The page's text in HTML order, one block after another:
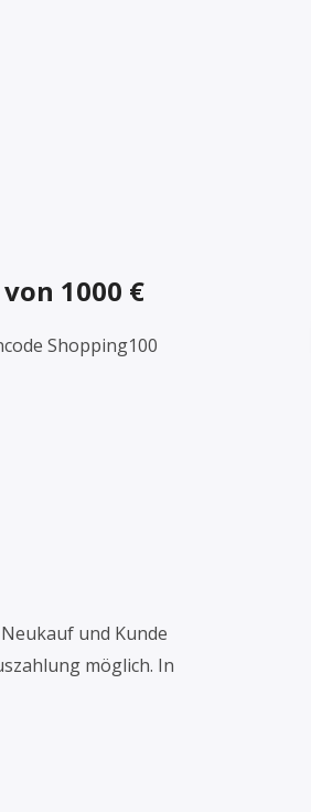
1000 €
Shopping100
und Kunde
möglich. In